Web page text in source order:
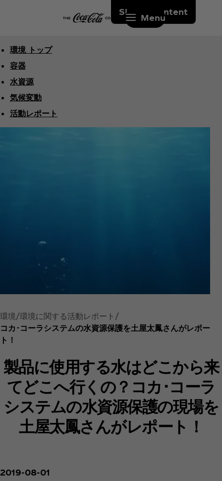
Skip to content
Menu
環境 トップ
容器
水資源
気候変動
活動レポート
環境 環境に関する活動レポート
コカ･コーラシステムの水資源保護を土屋太鳳さんがレポー
ト！
製品に使用する水はどこから来
てどこへ行くの？コカ･コーラ
システムの水資源保護の現場を
土屋太鳳さんがレポート！
2019-08-01